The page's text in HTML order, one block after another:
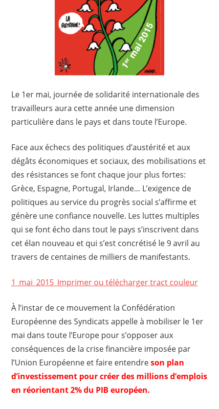
Le 1er mai, journée de solidarité internationale des
travailleurs aura cette année une dimension
particulière dans le pays et dans toute l’Europe.
Face aux échecs des politiques d’austérité et aux
dégâts économiques et sociaux, des mobilisations et
des résistances se font chaque jour plus fortes:
Grèce, Espagne, Portugal, Irlande… L’exigence de
politiques au service du progrès social s’affirme et
génère une confiance nouvelle. Les luttes multiples
qui se font écho dans tout le pays s’inscrivent dans
cet élan nouveau et qui s’est concrétisé le 9 avril au
travers de centaines de milliers de manifestants.
1_mai_2015_Imprimer ou télécharger tract couleur
À l’instar de ce mouvement la Confédération
Européenne des Syndicats appelle à mobiliser le 1er
mai dans toute l’Europe pour s’opposer aux
conséquences de la crise financière imposée par
l’Union Européenne et faire entendreson plan
d’investissement pour créer des millions d’emplois
en réorientant 2% du PIB européen.